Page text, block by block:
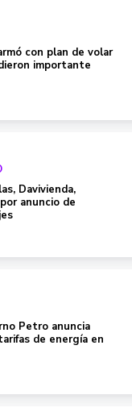
con plan de volar
importante
Davivienda,
anuncio de
Petro anuncia
de energía en